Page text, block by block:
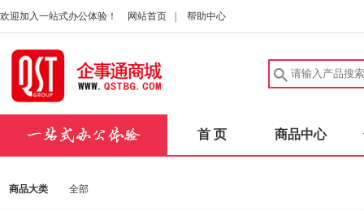
欢迎加入一站式办公体验！ 网站首页 帮助中心
首 页 商品中心
商品大类 全部